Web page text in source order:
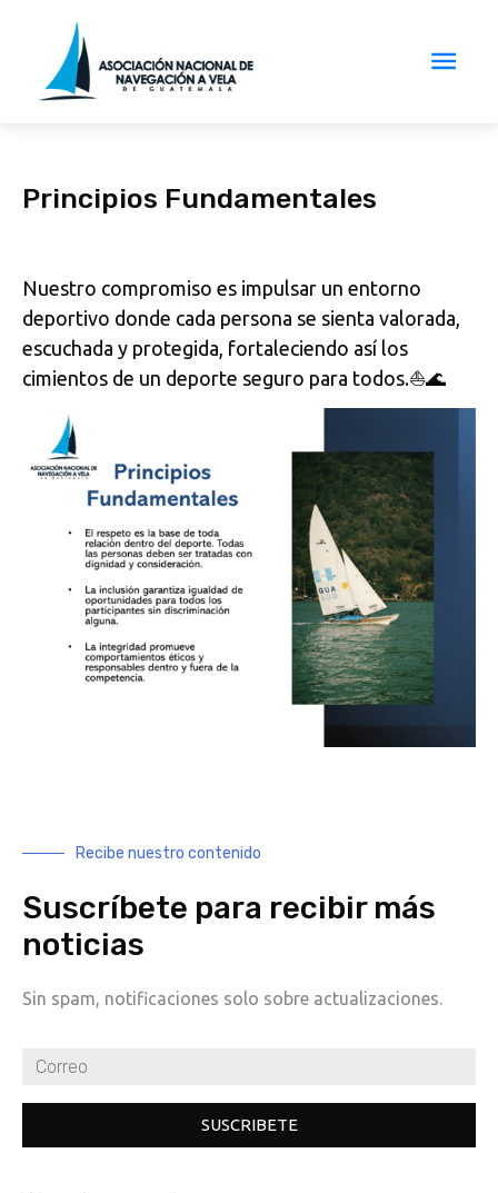
Principios Fundamentales
Nuestro compromiso es impulsar un entorno
deportivo donde cada persona se sienta valorada,
escuchada y protegida, fortaleciendo así los
cimientos de un deporte seguro para todos.⛵🌊
Recibe nuestro contenido
Suscríbete para recibir más
noticias
Sin spam, notificaciones solo sobre actualizaciones.
SUSCRIBETE